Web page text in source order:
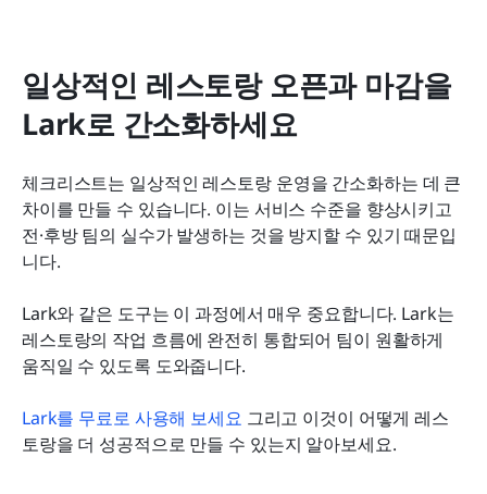
일상적인 레스토랑 오픈과 마감을
Lark로 간소화하세요
체크리스트는 일상적인 레스토랑 운영을 간소화하는 데 큰
차이를 만들 수 있습니다. 이는 서비스 수준을 향상시키고
전·후방 팀의 실수가 발생하는 것을 방지할 수 있기 때문입
니다.
Lark와 같은 도구는 이 과정에서 매우 중요합니다. Lark는
레스토랑의 작업 흐름에 완전히 통합되어 팀이 원활하게
움직일 수 있도록 도와줍니다.
Lark를 무료로 사용해 보세요 그리고 이것이 어떻게 레스
토랑을 더 성공적으로 만들 수 있는지 알아보세요.